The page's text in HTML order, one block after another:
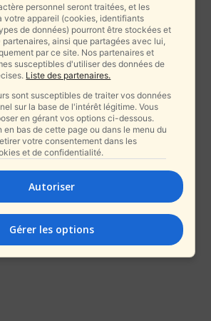
personnel seront traitées, et les
votre appareil (cookies, identifiants
de données) pourront être stockées et
ainsi que partagées avec lui,
par ce site. Nos partenaires et
susceptibles d'utiliser des données de
Liste des partenaires.
sont susceptibles de traiter vos données
sur la base de l'intérêt légitime. Vous
en gérant vos options ci-dessous.
en bas de cette page ou dans le menu du
votre consentement dans les
et de confidentialité.
Autoriser
Gérer les options